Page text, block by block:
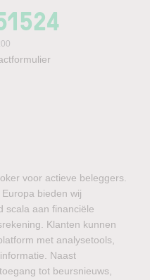
voor actieve beleggers.
bieden wij
scala aan financiële
Klanten kunnen
met analysetools,
Naast
tot beursnieuws,